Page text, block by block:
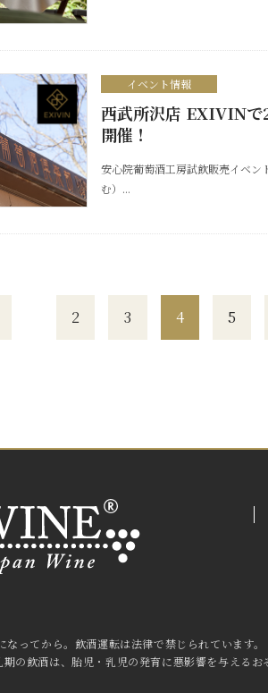
イベント情報
西武所沢店 EXIVINで
開催！
安心院葡萄酒工房試飲販売イベン
む）...
2 3 4 5
ってから。 飲酒運転は法律で禁じられています。
の飲酒は、胎児・乳児の発育に悪影響を与えるお